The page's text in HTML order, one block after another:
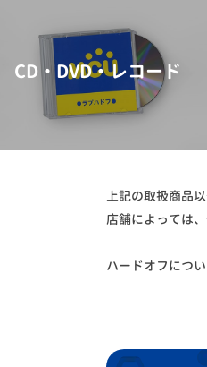
CD・DVD・レコード
上記の取扱商品
店舗によっては
ハードオフにつ